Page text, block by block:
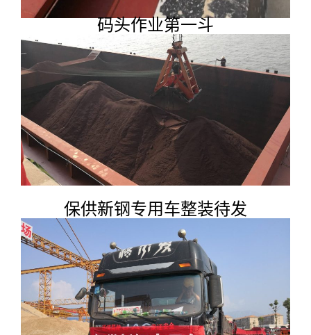
码头作业第一斗
保供新钢专用车整装待发